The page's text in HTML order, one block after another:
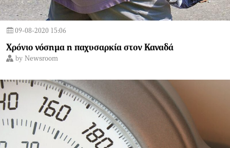
09-08-2020 15:06
Χρόνιο νόσημα η παχυσαρκία στον Καναδά
by Newsroom